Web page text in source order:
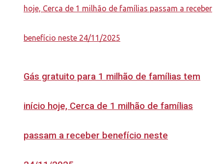
Gás gratuito para 1 milhão de famílias tem
início hoje, Cerca de 1 milhão de famílias
passam a receber benefício neste